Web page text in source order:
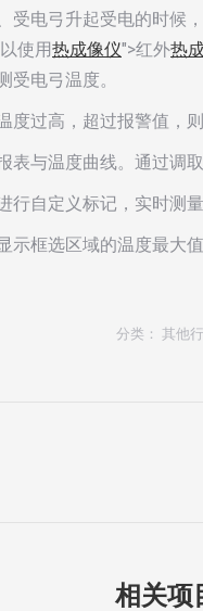
电弓升起受电的时
使用热成像仪">红外热
受电弓温度。
过高，超过报警值，
与温度曲线。通过调
自定义标记，实时测量
框选区域的温度最大
分类： 其他
相关项